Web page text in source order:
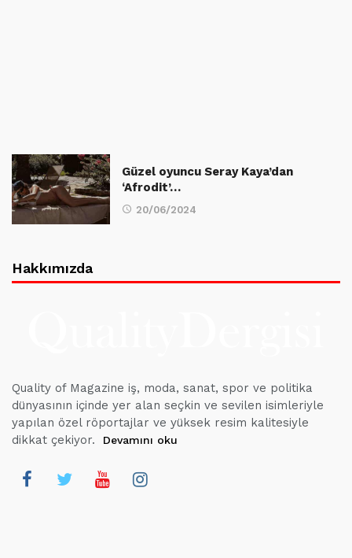
Güzel oyuncu Seray Kaya’dan
‘Afrodit’…
20/06/2024
Hakkımızda
Quality of Magazine iş, moda, sanat, spor ve politika
dünyasının içinde yer alan seçkin ve sevilen isimleriyle
yapılan özel röportajlar ve yüksek resim kalitesiyle
dikkat çekiyor.
Devamını oku